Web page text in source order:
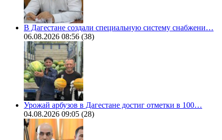
В Дагестане создали специальную систему снабжени…
06.08.2026 08:56 (38)
Урожай арбузов в Дагестане достиг отметки в 100…
04.08.2026 09:05 (28)